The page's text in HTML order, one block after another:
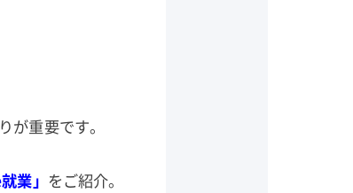
重要です。
業」 をご紹介。